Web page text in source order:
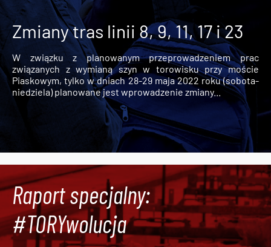
Zmiany tras linii 8, 9, 11, 17 i 23
W związku z planowanym przeprowadzeniem prac
związanych z wymianą szyn w torowisku przy moście
Piaskowym, tylko w dniach 28-29 maja 2022 roku (sobota-
niedziela) planowane jest wprowadzenie zmiany...
Raport specjalny:
#TORYwolucja